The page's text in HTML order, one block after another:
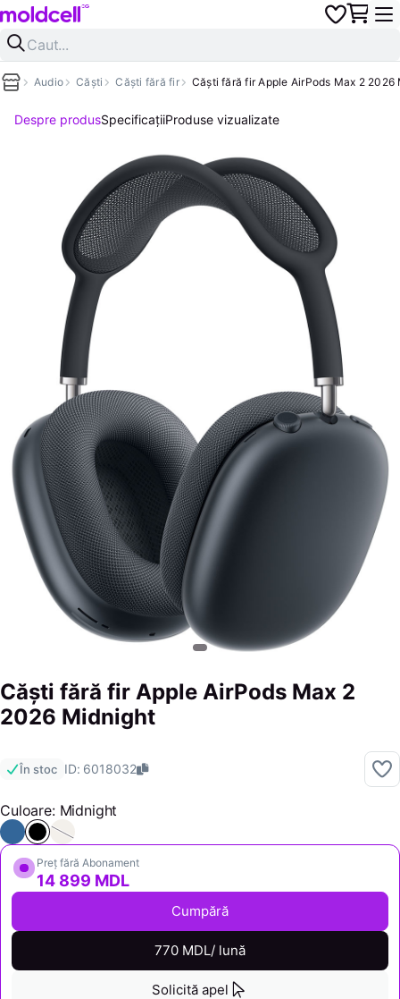
Audio Căști Căști fără fir Căști fără fir Apple AirPods Max 2 2026
Despre produsSpecificațiiProduse vizualizate
Căști fără fir Apple AirPods Max 2
2026 Midnight
În stoc ID: 6018032
Culoare: Midnight
Preț fără Abonament
14 899 MDL
Cumpără
770 MDL/ lună
Solicită apel